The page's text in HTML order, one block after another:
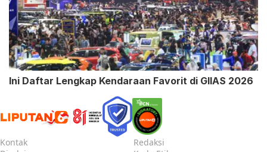
Ini Daftar Lengkap Kendaraan Favorit di GIIAS 2026
Kontak
Redaksi